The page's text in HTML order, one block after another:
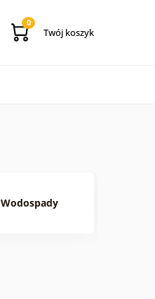
0
Twój koszyk
Wodospady